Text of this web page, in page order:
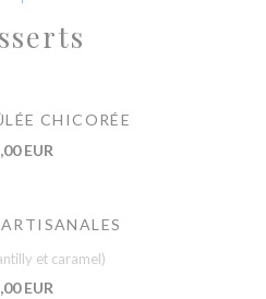
CHICORÉE
EUR
et caramel)
EUR